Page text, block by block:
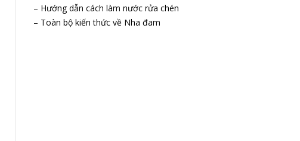
– Hướng dẫn cách làm nước rửa chén
– Toàn bộ kiến thức về Nha đam